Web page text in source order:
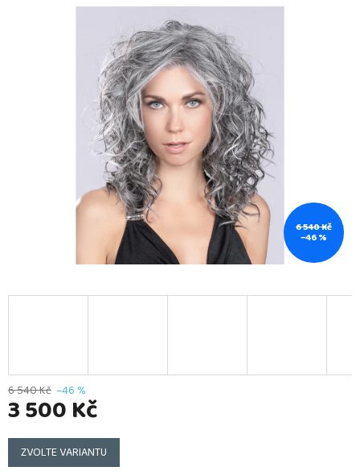
0,0
z
5
hvězdiček.
6 540 Kč
–46 %
6 540 Kč –46 %
3 500 Kč
Měrná
cena:
ZVOLTE VARIANTU